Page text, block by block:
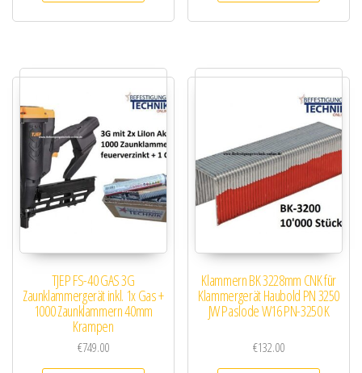
TJEP FS-40 GAS 3G
Zaunklammergerät inkl. 1x Gas +
1000 Zaunklammern 40mm
Krampen
€749.00
Klammern BK 3228mm CNK für
Klammergerät Haubold PN 3250
JW Paslode W16 PN-3250 K
€132.00